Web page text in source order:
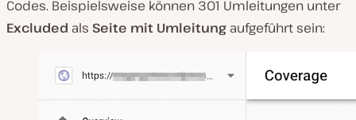
Codes. Beispielsweise können 301 Umleitungen unter
Excluded als Seite mit Umleitung aufgeführt sein: